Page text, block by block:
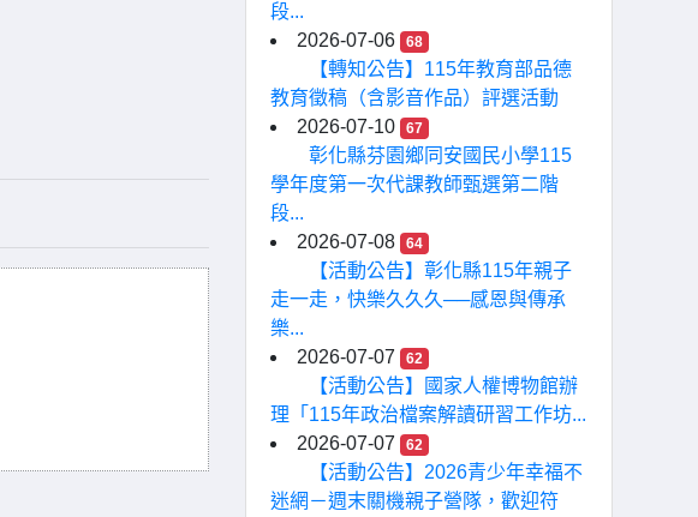
段...
2026-07-06
68
【轉知公告】115年教育部品德
教育徵稿（含影音作品）評選活動
2026-07-10
67
彰化縣芬園鄉同安國民小學115
學年度第一次代課教師甄選第二階
段...
2026-07-08
64
【活動公告】彰化縣115年親子
走一走，快樂久久久──感恩與傳承
樂...
2026-07-07
62
【活動公告】國家人權博物館辦
理「115年政治檔案解讀研習工作坊...
2026-07-07
62
【活動公告】2026青少年幸福不
迷網－週末關機親子營隊，歡迎符